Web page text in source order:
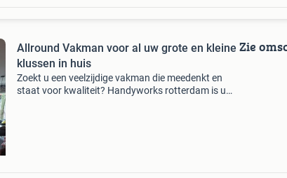
Allround Vakman voor al uw grote en kleine
klussen in huis
Zoekt u een veelzijdige vakman die meedenkt en
staat voor kwaliteit? Handyworks rotterdam is uw
Zie